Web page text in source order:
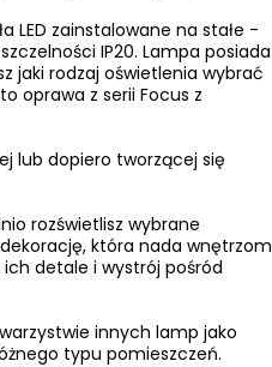
LED zainstalowane na stałe -
IP20. Lampa posiada
jaki rodzaj oświetlenia wybrać
oprawa z serii Focus z
lub dopiero tworzącej się
rozświetlisz wybrane
która nada wnętrzom
detale i wystrój pośród
innych lamp jako
typu pomieszczeń.